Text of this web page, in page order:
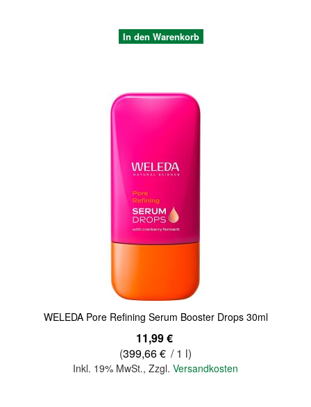
In den Warenkorb
WELEDA Pore Refining Serum Booster Drops 30ml
11,99 €
(399,66 € / 1 l)
Inkl. 19% MwSt., Zzgl. Versandkosten